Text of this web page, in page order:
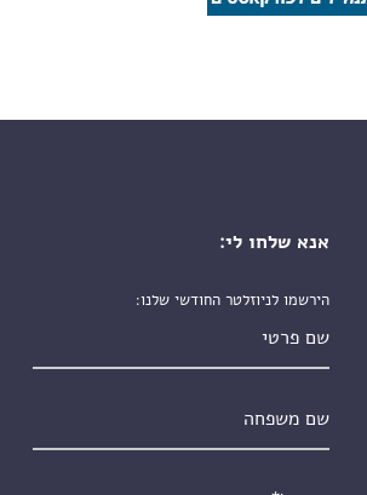
אנא שלחו לי:
הירשמו לניוזלטר החודשי שלנו: